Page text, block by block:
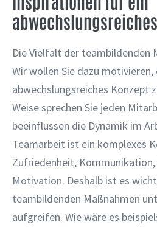
Die Vielfalt der teambildenden
Wir wollen Sie dazu
abwechslungsreiches Konzept
Weise sprechen Sie jeden
beeinflussen die Dynamik im
Teamarbeit ist ein komplexes
Zufriedenheit,
Motivation. Deshalb ist es
teambildenden Maßnahmen
aufgreifen. Wie wäre es